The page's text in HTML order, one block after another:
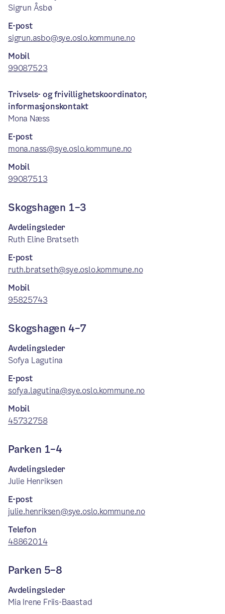
Sigrun Åsbø
E-post
sigrun.asbo@sye.oslo.kommune.no
Mobil
99087523
Trivsels- og frivillighetskoordinator,
informasjonskontakt
Mona Næss
E-post
mona.nass@sye.oslo.kommune.no
Mobil
99087513
Skogshagen 1–3
Avdelingsleder
Ruth Eline Bratseth
E-post
ruth.bratseth@sye.oslo.kommune.no
Mobil
95825743
Skogshagen 4–7
Avdelingsleder
Sofya Lagutina
E-post
sofya.lagutina@sye.oslo.kommune.no
Mobil
45732758
Parken 1–4
Avdelingsleder
Julie Henriksen
E-post
julie.henriksen@sye.oslo.kommune.no
Telefon
48862014
Parken 5–8
Avdelingsleder
Mia Irene Friis-Baastad